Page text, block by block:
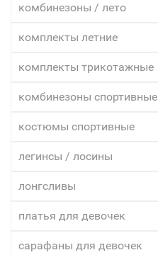
комбинезоны / лето
комплекты летние
комплекты трикотажные
комбинезоны спортивные
костюмы спортивные
легинсы / лосины
лонгсливы
платья для девочек
сарафаны для девочек